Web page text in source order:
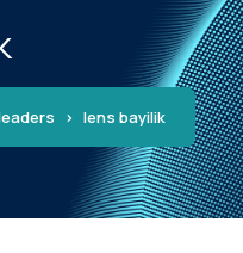
> lens bayilik